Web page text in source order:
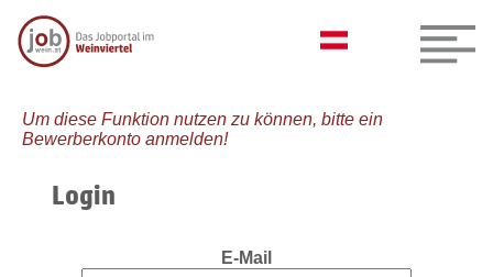
Um diese Funktion nutzen zu können, bitte ein
Bewerberkonto anmelden!
Login
E-Mail